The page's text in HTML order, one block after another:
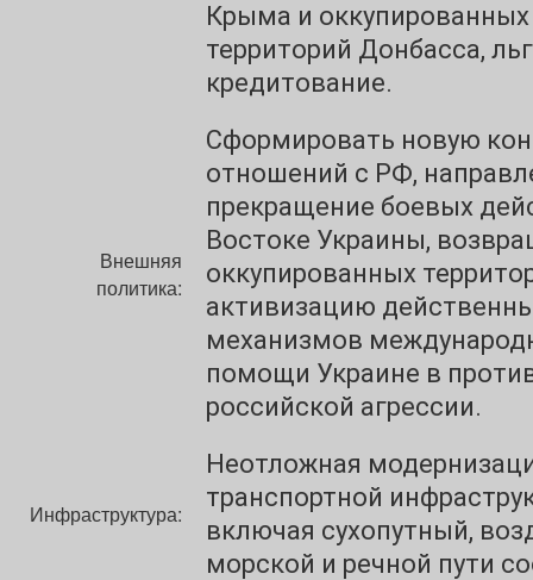
Крыма и оккупированных
территорий Донбасса,
кредитование.
Внешняя
политика:
Сформировать новую
отношений с РФ,
прекращение боевых
Востоке Украины,
оккупированных
активизацию
механизмов
помощи Украине в
российской агрессии.
Инфраструктура:
Неотложная
транспортной
включая сухопутный,
морской и речной пути